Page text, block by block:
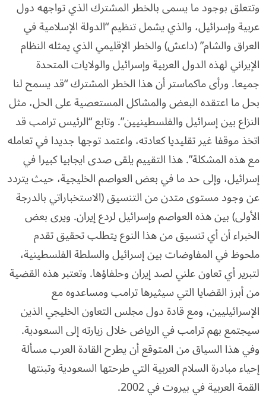
وتتعلق بوجود ما يسمى بالخطر المشترك الذي تواجهه دول
عربية وإسرائيل، والذي يشمل تنظيم “الدولة الإسلامية في
العراق والشام” (داعش) والخطر الإقليمي الذي يمثله النظام
الإيراني لهذه الدول العربية وإسرائيل والولايات المتحدة
جميعا. ورأى ماكماستر أن هذا الخطر المشترك “قد يسمح لنا
بحل ما اعتقده البعض والمشاكل المستعصية على الحل، مثل
النزاع بين إسرائيل والفلسطينيين”. وتابع “الرئيس ترامب قد
اتخذ موقفا غير تقليديا كعادته، واعتمد توجها جديدا في تعامله
مع هذه المشكلة”. هذا التقييم يلقى صدى ايجابيا كبيرا في
إسرائيل، وإلى حد ما في بعض العواصم الخليجية، حيث يتردد
عن وجود مستوى متدن من التنسيق (الاستخباراتي بالدرجة
الأولى) بين هذه العواصم وإسرائيل لردع إيران. ويرى بعض
الخبراء أن أي تنسيق من هذا النوع يتطلب تحقيق تقدم
ملحوظ في المفاوضات بين إسرائيل والسلطة الفلسطينية،
لتبرير أي تعاون علني لصد إيران وحلفاؤها. وتعتبر هذه القضية
من أبرز القضايا التي سيثيرها ترامب ومساعدوه مع
الإسرائيليين، ومع قادة دول مجلس التعاون الخليجي الذين
سيجتمع بهم ترامب في الرياض خلال زيارته إلى السعودية.
وفي هذا السياق من المتوقع أن يطرح القادة العرب مسألة
إحياء مبادرة السلام العربية التي طرحتها السعودية وتبنتها
القمة العربية في بيروت في 2002.